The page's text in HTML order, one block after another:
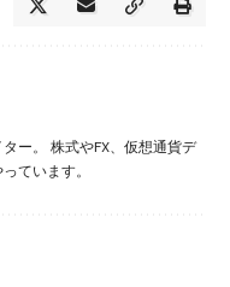
ー。 株式やFX、仮想通貨デ
ています。